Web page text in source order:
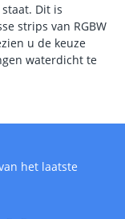
Dit is
strips van RGBW
u de keuze
waterdicht te
het laatste